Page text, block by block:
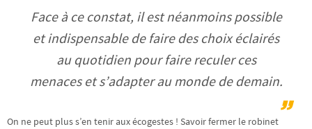
Face à ce constat, il est néanmoins possible
et indispensable de faire des choix éclairés
au quotidien pour faire reculer ces
menaces et s’adapter au monde de demain.
On ne peut plus s’en tenir aux écogestes ! Savoir fermer le robinet